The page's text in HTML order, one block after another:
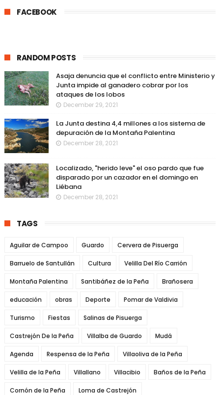
FACEBOOK
RANDOM POSTS
Asaja denuncia que el conflicto entre Ministerio y
Junta impide al ganadero cobrar por los
ataques de los lobos
December 29, 2021
La Junta destina 4,4 millones a los sistema de
depuración de la Montaña Palentina
December 28, 2021
Localizado, "herido leve" el oso pardo que fue
disparado por un cazador en el domingo en
Liébana
December 28, 2021
TAGS
Aguilar de Campoo Guardo Cervera de Pisuerga
Barruelo de Santullán Cultura Velilla Del Río Carrión
Montaña Palentina Santibáñez de la Peña Brañosera
educación obras Deporte Pomar de Valdivia
Turismo Fiestas Salinas de Pisuerga
Castrejón De la Peña Villalba de Guardo Mudá
Agenda Respensa de la Peña Villaoliva de la Peña
Velilla de la Peña Villallano Villacibio Baños de la Peña
Cornón de la Peña Loma de Castrejón